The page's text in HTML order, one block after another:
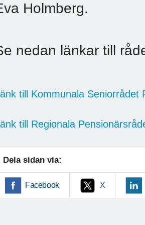
Holmberg.
nedan länkar till
till Kommunala Seniorrådet
till Regionala
Dela sidan via:
Facebook X